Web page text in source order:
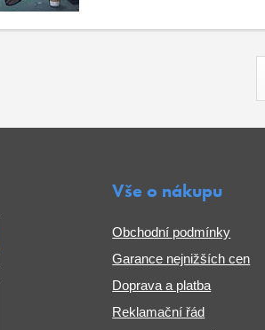
Vše o nákupu
Obchodní podmínky
Garance nejnižších cen
Doprava a platba
Reklamační řád